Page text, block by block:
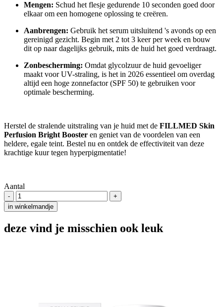
Mengen: Schud het flesje gedurende 10 seconden goed door
elkaar om een homogene oplossing te creëren.
Aanbrengen: Gebruik het serum uitsluitend 's avonds op een
gereinigd gezicht. Begin met 2 tot 3 keer per week en bouw
dit op naar dagelijks gebruik, mits de huid het goed verdraagt.
Zonbescherming: Omdat glycolzuur de huid gevoeliger
maakt voor UV-straling, is het in 2026 essentieel om overdag
altijd een hoge zonnefactor (SPF 50) te gebruiken voor
optimale bescherming.
Herstel de stralende uitstraling van je huid met de FILLMED Skin
Perfusion Bright Booster en geniet van de voordelen van een
heldere, egale teint. Bestel nu en ontdek de effectiviteit van deze
krachtige kuur tegen hyperpigmentatie!
Aantal
-
+
in winkelmandje
deze vind je misschien ook leuk